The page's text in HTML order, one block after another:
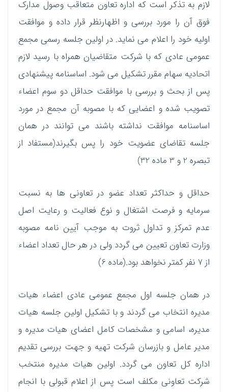
لازم به تذکر است که اداره تعاون متعاقب وصول مدارک
فوق آن را مورد بررسی و اظهارنظر قرار داده و موافقت
اولیه خود را اعلام می نماید. در اولین جلسه رسمی مجمع
عمومی عادی که با شرکت متقاضیان همراه با رسید لازم
اتحادیه سهام مقرر تشکیل می شود. اساسنامه پیشنهادی
پس از بحث و بررسی با موافقت حداقل دو سوم اعضاء
تصویب شده و اعضایی که با مصوبه آن مجمع در مورد
اساسنامه موافقت نداشته باشند می توانند در همان
جلسه تقاضای عضویت خود را پس بگیرند(مستفاد از
تبصره 2 و 3 ماده 32)
حداقل و حداکثر تعداد عضو در تعاونی ها به نسبت
سرمایه و فرصت اشتغال و نوع فعالیت و رعایت اصل
عدم تمرکز و تداول ثروت به موجب آیین نامه مصوبه
وزارت تعاون تعیین می گردد ولی در هر حال تعداد اعضاء
از 7 نفر کمتر نخواهد بود.(ماده 6)
در همان جلسه اول مجمع عمومی عادی اعضاء هیات
مدیره انتخاب می گردند و با تشکیل اولین جلسه هیات
مدیره، اسامی و مشخصات کامل اعضای هیات مدیره و
مدیر عامل و بازرسان شرکت تهیه و جهت بررسی تقدیم
اداره کل تعاون می گردد. اولین هیات مدیره منتخب
شرکت تعاونی مکلف است پس از اعلام قبولی با انجام